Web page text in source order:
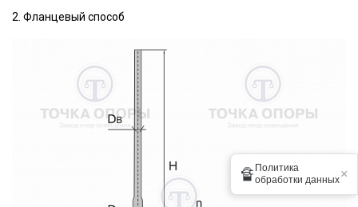
2. Фланцевый способ
🔏 Политика
обработки данных×